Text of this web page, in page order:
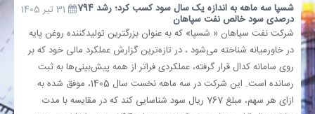
خانه شسپا سه ماهه به اندازه یک سال سود کسب کرد؛ رشد 794
درصدی سود خالص نفت سپاهان
شرکت نفت سپاهان « شسپا» که به عنوان بزرگترین تولیدکننده روغن پایه
در خاورمیانه شناخته می‌شود ، در تازه‌ترین گزارش عملکرد مالی خود که بر
روی سامانه کدال قرار گرفته، عملکردی فراتر از همه پیش‌بینی‌ها به ثبت
رسانده است. این شرکت در سه ماهه نخست سال 1405، موفق شده به
ازای هر سهم، مبلغ 767 ریال سود شناسایی کند که در مقایسه با مدت